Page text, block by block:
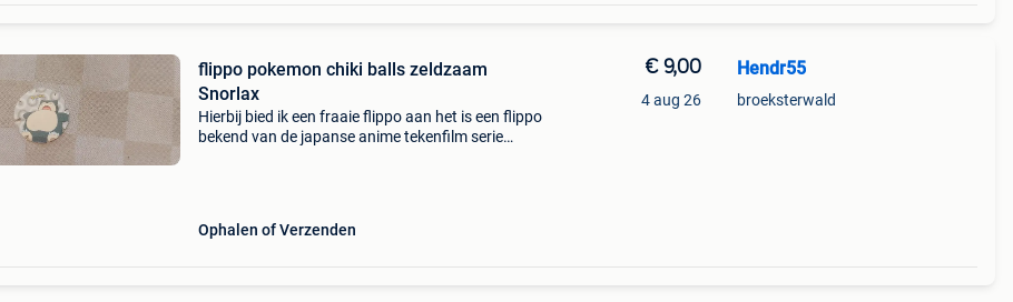
flippo pokemon chiki balls zeldzaam
Snorlax
Hierbij bied ik een fraaie flippo aan het is een flippo
bekend van de japanse anime tekenfilm serie
Ophalen of Verzenden
€ 9,00
4 aug 26
Hendr55
broeksterwald